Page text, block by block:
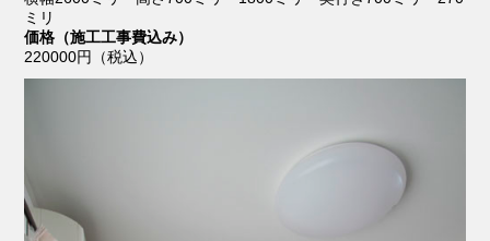
ミリ
価格（施工工事費込み）
220000円（税込）